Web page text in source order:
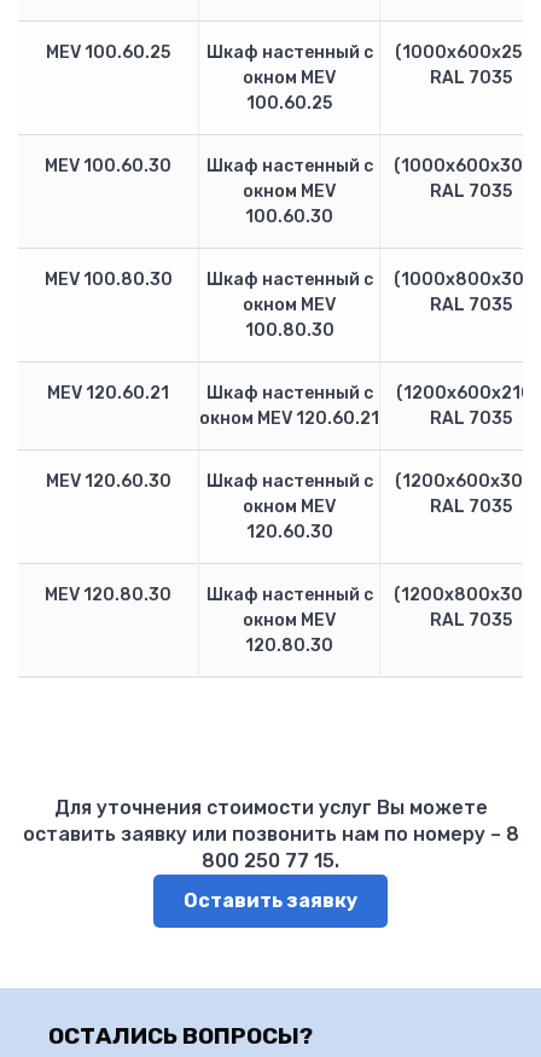
Модульные контакторы ESB
Контакторы А
Реле, таймеры, контроля
Управление и сигнализация
Датчики уровня NRG
Датчики проводимости LRG
Клапана периодической продувки MPA
Клапана регулирующие ZK
Schneider-Electric
Контроллеры
Преобразователи частоты Altivar
Устройства плавного пуска Altistart
Выключатель нагрузки iSW
Выключатель EasyPact
C120N
iC60N
Дифференциальный автомат DPN
Tesys D
SIEMENS
LOGO
Siemens SIMATIC S7-200
Siemens SIMATIC S7-300
Контакты
MEV 100.60.25
Шкаф настенный с
окном MEV
100.60.25
RAL 7035
MEV 100.60.30
Шкаф настенный с
окном MEV
100.60.30
RAL 7035
MEV 100.80.30
Шкаф настенный с
окном MEV
100.80.30
RAL 7035
MEV 120.60.21
Шкаф настенный с
окном MEV 120.60.21
RAL 7035
MEV 120.60.30
Шкаф настенный с
окном MEV
120.60.30
RAL 7035
MEV 120.80.30
Шкаф настенный с
окном MEV
120.80.30
RAL 7035
Для уточнения стоимости услуг Вы можете
оставить заявку или позвонить нам по номеру – 8
800 250 77 15.
Оставить заявку
ОСТАЛИСЬ ВОПРОСЫ?